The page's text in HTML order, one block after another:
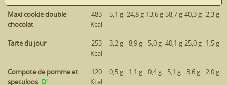
Maxi cookie double
chocolat
483
Kcal
5,1 g 24,8 g 13,6 g 58,7 g 40,3 g 2,3 g
Tarte du jour
253
Kcal
3,2 g 8,9 g 5,0 g 40,1 g 25,0 g 1,5 g
Compote de pomme et
speculoos O'
120
Kcal
0,5 g 1,1 g 0,4 g 5,1 g 3,6 g 2,0 g